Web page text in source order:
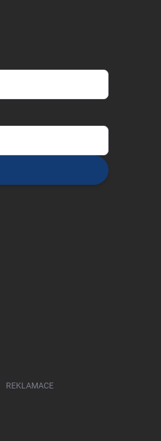
REKLAMACE